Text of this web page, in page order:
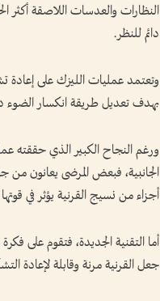
النظارات والعدسات اللاصقة أكثر
دائم للنظر.
وتعتمد عمليات الليزك على إعادة
بهدف تعديل طريقة انكسار الضوء
ورغم النجاح الكبير الذي حققته
الجانبية، فبعض المرضى يعانون
أجزاء من نسيج القرنية يؤثر في
أما التقنية الجديدة، فتقوم على
جعل القرنية مرنة وقابلة لإعادة